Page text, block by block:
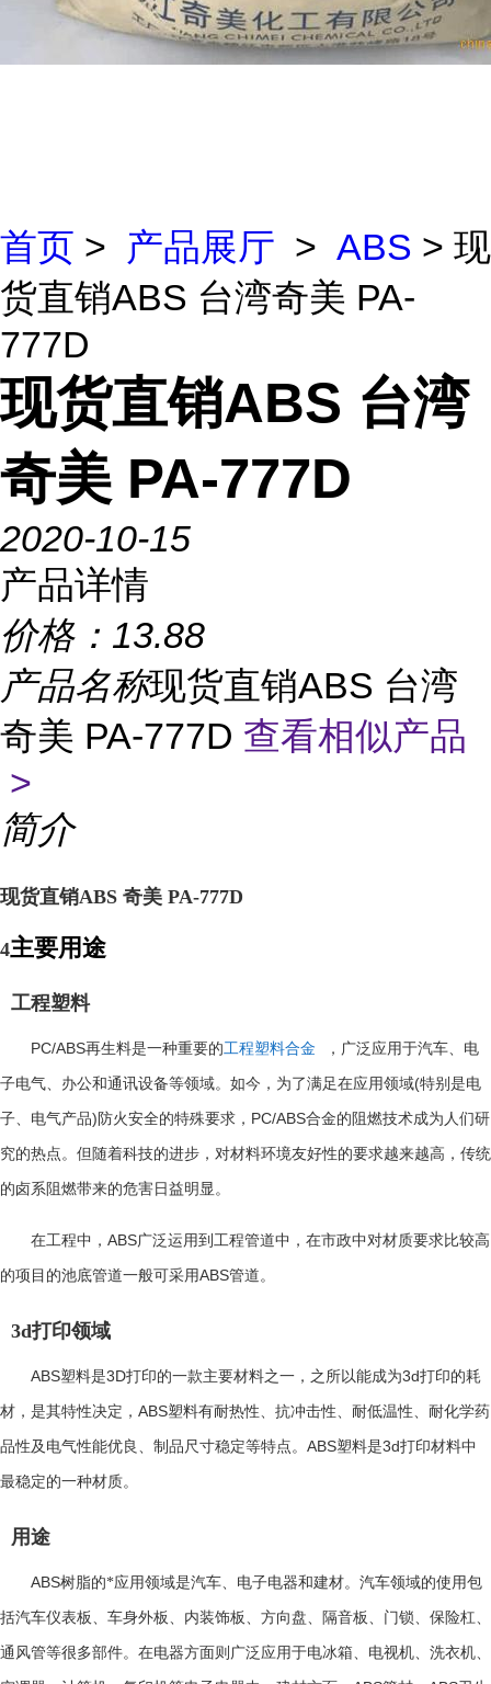
首页 > 产品展厅 > ABS > 现
货直销ABS 台湾奇美 PA-
777D
现货直销ABS 台湾
奇美 PA-777D
2020-10-15
产品详情
价格： 13.88
产品名称现货直销ABS 台湾
奇美 PA-777D 查看相似产品
>
简介
现货直销ABS 奇美 PA-777D
4主要用途
工程塑料
PC/ABS再生料是一种重要的工程塑料合金 ，广泛应用于汽车、电
子电气、办公和通讯设备等领域。如今，为了满足在应用领域(特别是电
子、电气产品) 防火安全的特殊要求， PC/ABS合金的阻燃技术成为人们研
究的热点。但随着科技的进步，对材料环境友好性的要求越来越高，传统
的卤系阻燃带来的危害日益明显。
在工程中， ABS广泛运用到工程管道中，在市政中对材质要求比较高
的项目的池底管道一般可采用ABS管道。
3d打印领域
ABS塑料是3D打印的一款主要材料之一，之所以能成为3d打印的耗
材，是其特性决定， ABS塑料有耐热性、抗冲击性、耐低温性、耐化学药
品性及电气性能优良、制品尺寸稳定等特点。 ABS塑料是3d打印材料中
最稳定的一种材质。
用途
ABS树脂的*应用领域是汽车、电子电器和建材。汽车领域的使用包
括汽车仪表板、车身外板、内装饰板、方向盘、隔音板、门锁、保险杠、
通风管等很多部件。在电器方面则广泛应用于电冰箱、电视机、洗衣机、